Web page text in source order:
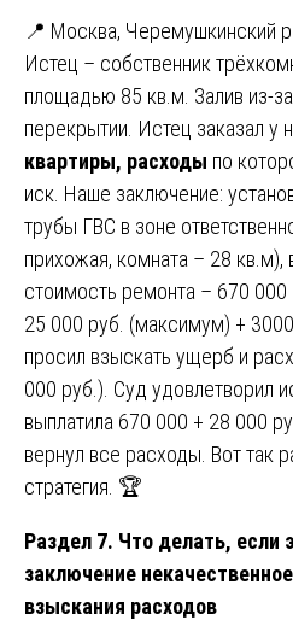
📍 Москва, Черемушкинский
Истец – собственник
площадью 85 кв.м. Залив из-
перекрытии. Истец заказал у
квартиры, расходы по
иск. Наше заключение:
трубы ГВС в зоне
прихожая, комната – 28 кв.м),
стоимость ремонта – 670 000
25 000 руб. (максимум) +
просил взыскать ущерб и
000 руб.). Суд удовлетворил
выплатила 670 000 + 28 000
вернул все расходы. Вот так
стратегия. 🏆
Раздел 7. Что делать, если
заключение
взыскания расходов